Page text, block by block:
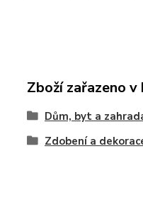
Zboží zařazeno
Dům, byt a
Zdobení a